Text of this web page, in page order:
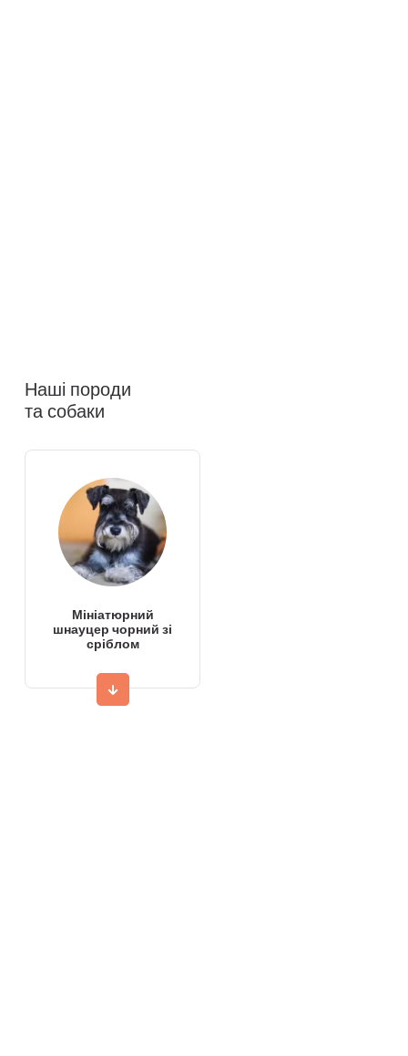
Наші породи
та собаки
Мініатюрний
шнауцер чорний зі
сріблом